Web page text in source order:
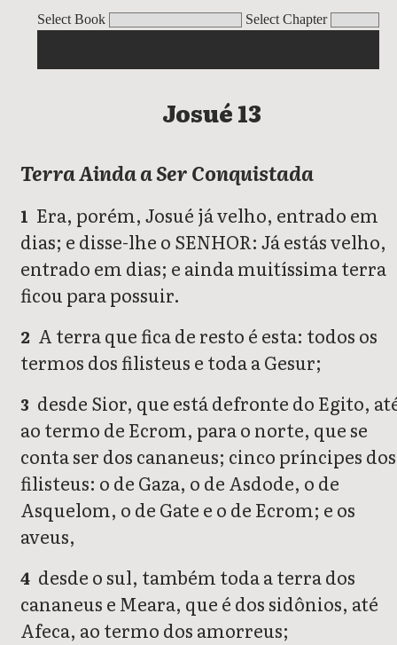
Select Book Select Chapter
Josué 13
Terra Ainda a Ser Conquistada
1 Era, porém, Josué já velho, entrado em
dias; e disse-lhe o SENHOR: Já estás velho,
entrado em dias; e ainda muitíssima terra
ficou para possuir.
2 A terra que fica de resto é esta: todos os
termos dos filisteus e toda a Gesur;
3 desde Sior, que está defronte do Egito,
ao termo de Ecrom, para o norte, que se
conta ser dos cananeus; cinco príncipes dos
filisteus: o de Gaza, o de Asdode, o de
Asquelom, o de Gate e o de Ecrom; e os
aveus,
4 desde o sul, também toda a terra dos
cananeus e Meara, que é dos sidônios, até
Afeca, ao termo dos amorreus;